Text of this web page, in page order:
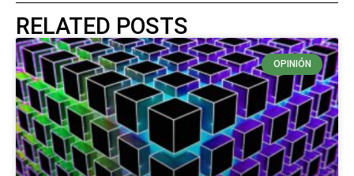
RELATED POSTS
OPINIÓN